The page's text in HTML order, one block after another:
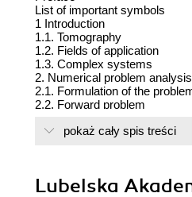
List of important symbols
1 Introduction
1.1. Tomography
1.2. Fields of application
1.3. Complex systems
2. Numerical problem analysis
2.1. Formulation of the
2.2. Forward problem
2.4. Objective function
3.2. Electrical tomography
pokaż cały spis treści
Lubelska